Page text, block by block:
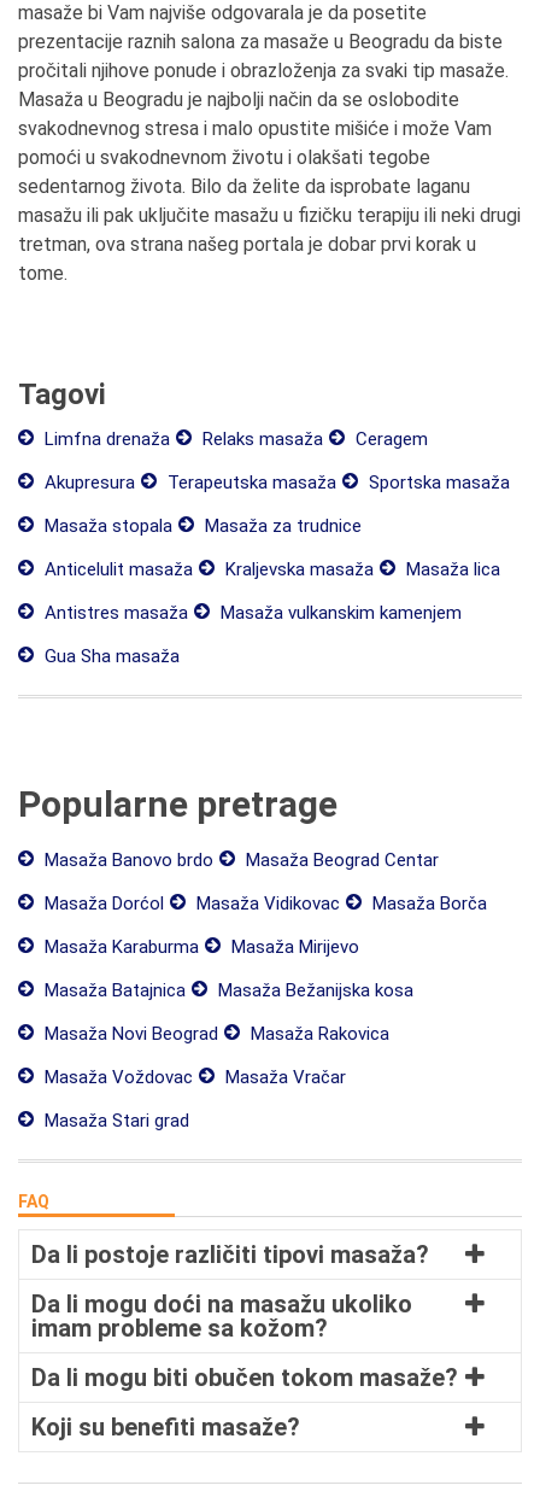
masaže bi Vam najviše odgovarala je da posetite
prezentacije raznih salona za masaže u Beogradu da biste
pročitali njihove ponude i obrazloženja za svaki tip masaže.
Masaža u Beogradu je najbolji način da se oslobodite
svakodnevnog stresa i malo opustite mišiće i može Vam
pomoći u svakodnevnom životu i olakšati tegobe
sedentarnog života. Bilo da želite da isprobate laganu
masažu ili pak uključite masažu u fizičku terapiju ili neki drugi
tretman, ova strana našeg portala je dobar prvi korak u
tome.
Tagovi
Limfna drenaža Relaks masaža
Ceragem
Akupresura
Terapeutska masaža
Sportska masaža
Masaža stopala
Masaža za trudnice
Anticelulit masaža
Kraljevska masaža
Masaža lica
Antistres masaža
Masaža vulkanskim kamenjem
Gua Sha masaža
Popularne pretrage
Masaža Banovo brdo
Masaža Beograd Centar
Masaža Dorćol
Masaža Vidikovac
Masaža Borča
Masaža Karaburma
Masaža Mirijevo
Masaža Batajnica
Masaža Bežanijska kosa
Masaža Novi Beograd
Masaža Rakovica
Masaža Voždovac
Masaža Vračar
Masaža Stari grad
FAQ
Da li postoje različiti tipovi masaža?
Da li mogu doći na masažu ukoliko
imam probleme sa kožom?
Da li mogu biti obučen tokom masaže?
Koji su benefiti masaže?